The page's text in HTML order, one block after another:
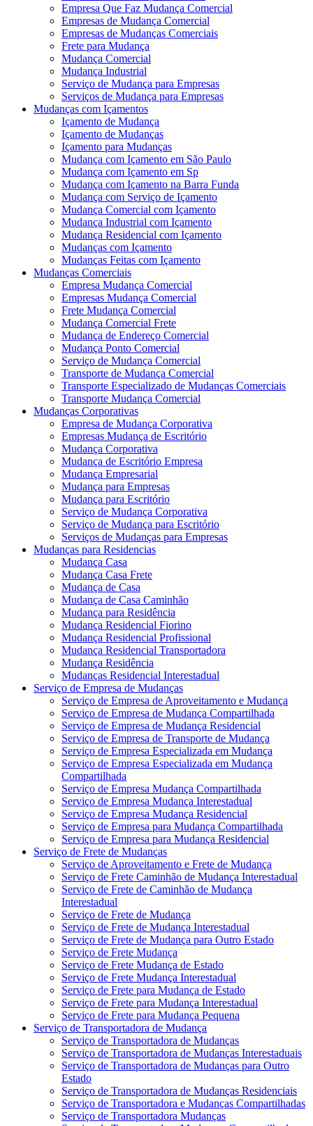
Empresa Que Faz Mudança Comercial
Empresas de Mudança Comercial
Empresas de Mudanças Comerciais
Frete para Mudança
Mudança Comercial
Mudança Industrial
Serviço de Mudança para Empresas
Serviços de Mudança para Empresas
Mudanças com Içamentos
Içamento de Mudança
Içamento de Mudanças
Içamento para Mudanças
Mudança com Içamento em São Paulo
Mudança com Içamento em Sp
Mudança com Içamento na Barra Funda
Mudança com Serviço de Içamento
Mudança Comercial com Içamento
Mudança Industrial com Içamento
Mudança Residencial com Içamento
Mudanças com Içamento
Mudanças Feitas com Içamento
Mudanças Comerciais
Empresa Mudança Comercial
Empresas Mudança Comercial
Frete Mudança Comercial
Mudança Comercial Frete
Mudança de Endereço Comercial
Mudança Ponto Comercial
Serviço de Mudança Comercial
Transporte de Mudança Comercial
Transporte Especializado de Mudanças Comerciais
Transporte Mudança Comercial
Mudanças Corporativas
Empresa de Mudança Corporativa
Empresas Mudança de Escritório
Mudança Corporativa
Mudança de Escritório Empresa
Mudança Empresarial
Mudança para Empresas
Mudança para Escritório
Serviço de Mudança Corporativa
Serviço de Mudança para Escritório
Serviços de Mudanças para Empresas
Mudanças para Residencias
Mudança Casa
Mudança Casa Frete
Mudança de Casa
Mudança de Casa Caminhão
Mudança para Residência
Mudança Residencial Fiorino
Mudança Residencial Profissional
Mudança Residencial Transportadora
Mudança Residência
Mudanças Residencial Interestadual
Serviço de Empresa de Mudanças
Serviço de Empresa de Aproveitamento e Mudança
Serviço de Empresa de Mudança Compartilhada
Serviço de Empresa de Mudança Residencial
Serviço de Empresa de Transporte de Mudança
Serviço de Empresa Especializada em Mudança
Serviço de Empresa Especializada em Mudança
Compartilhada
Serviço de Empresa Mudança Compartilhada
Serviço de Empresa Mudança Interestadual
Serviço de Empresa Mudança Residencial
Serviço de Empresa para Mudança Compartilhada
Serviço de Empresa para Mudança Residencial
Serviço de Frete de Mudanças
Serviço de Aproveitamento e Frete de Mudança
Serviço de Frete Caminhão de Mudança Interestadual
Serviço de Frete de Caminhão de Mudança
Interestadual
Serviço de Frete de Mudança
Serviço de Frete de Mudança Interestadual
Serviço de Frete de Mudança para Outro Estado
Serviço de Frete Mudança
Serviço de Frete Mudança de Estado
Serviço de Frete Mudança Interestadual
Serviço de Frete para Mudança de Estado
Serviço de Frete para Mudança Interestadual
Serviço de Frete para Mudança Pequena
Serviço de Transportadora de Mudança
Serviço de Transportadora de Mudanças
Serviço de Transportadora de Mudanças Interestaduais
Serviço de Transportadora de Mudanças para Outro
Estado
Serviço de Transportadora de Mudanças Residenciais
Serviço de Transportadora e Mudanças Compartilhadas
Serviço de Transportadora Mudanças